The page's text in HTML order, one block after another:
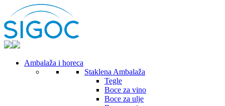
Ambalaža i horeca
Staklena Ambalaža
Tegle
Boce za vino
Boce za ulje